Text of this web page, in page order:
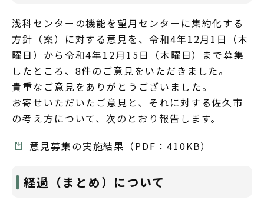
浅科センターの機能を望月センターに集約化する
方針（案）に対する意見を、令和4年12月1日（木
曜日）から令和4年12月15日（木曜日）まで募集
したところ、8件のご意見をいただきました。
貴重なご意見をありがとうございました。
お寄せいただいたご意見と、それに対する佐久市
の考え方について、次のとおり報告します。
意見募集の実施結果（PDF：410KB）
経過（まとめ）について